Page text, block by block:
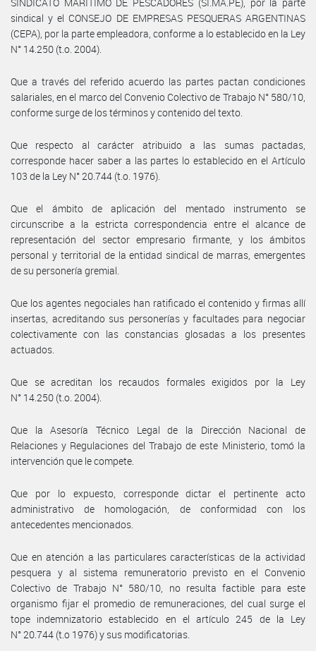
sindical y el CONSEJO DE EMPRESAS PESQUERAS ARGENTINAS
(CEPA), por la parte empleadora, conforme a lo establecido en la Ley
N° 14.250 (t.o. 2004).
Que a través del referido acuerdo las partes pactan condiciones
salariales, en el marco del Convenio Colectivo de Trabajo N° 580/10,
conforme surge de los términos y contenido del texto.
Que respecto al carácter atribuido a las sumas pactadas,
corresponde hacer saber a las partes lo establecido en el Artículo
103 de la Ley N° 20.744 (t.o. 1976).
Que el ámbito de aplicación del mentado instrumento se
circunscribe a la estricta correspondencia entre el alcance de
representación del sector empresario firmante, y los ámbitos
personal y territorial de la entidad sindical de marras, emergentes
de su personería gremial.
Que los agentes negociales han ratificado el contenido y firmas allí
insertas, acreditando sus personerías y facultades para negociar
colectivamente con las constancias glosadas a los presentes
actuados.
Que se acreditan los recaudos formales exigidos por la Ley
N° 14.250 (t.o. 2004).
Que la Asesoría Técnico Legal de la Dirección Nacional de
Relaciones y Regulaciones del Trabajo de este Ministerio, tomó la
intervención que le compete.
Que por lo expuesto, corresponde dictar el pertinente acto
administrativo de homologación, de conformidad con los
antecedentes mencionados.
Que en atención a las particulares características de la actividad
pesquera y al sistema remuneratorio previsto en el Convenio
Colectivo de Trabajo N° 580/10, no resulta factible para este
organismo fijar el promedio de remuneraciones, del cual surge el
tope indemnizatorio establecido en el artículo 245 de la Ley
N° 20.744 (t.o 1976) y sus modificatorias.